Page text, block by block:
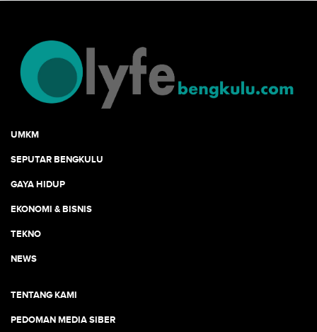
UMKM
SEPUTAR BENGKULU
GAYA HIDUP
EKONOMI & BISNIS
TEKNO
NEWS
TENTANG KAMI
PEDOMAN MEDIA SIBER